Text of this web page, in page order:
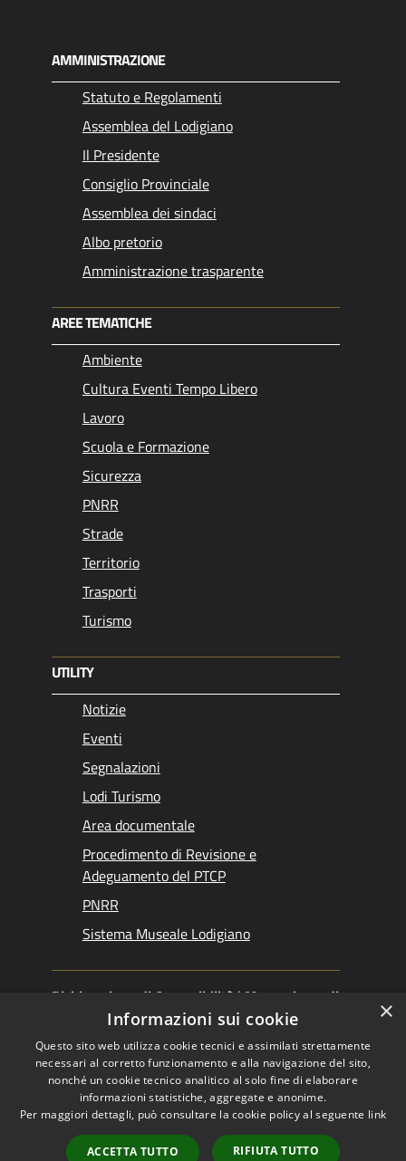
AMMINISTRAZIONE
Statuto e Regolamenti
Assemblea del Lodigiano
Il Presidente
Consiglio Provinciale
Assemblea dei sindaci
Albo pretorio
Amministrazione trasparente
AREE TEMATICHE
Ambiente
Cultura Eventi Tempo Libero
Lavoro
Scuola e Formazione
Sicurezza
PNRR
Strade
Territorio
Trasporti
Turismo
UTILITY
Notizie
Eventi
Segnalazioni
Lodi Turismo
Area documentale
Procedimento di Revisione e
Adeguamento del PTCP
PNRR
Sistema Museale Lodigiano
Dichiarazione di Accessibilità | Meccanismo di
Feedback|Obiettivi accessibilità
RSS
Accessibilità
Privacy
Copyright © 2026 •
Provincia di Lodi •
Powered by
×
Informazioni sui cookie
Questo sito web utilizza cookie tecnici e assimilati strettamente
necessari al corretto funzionamento e alla navigazione del sito,
nonché un cookie tecnico analitico al solo fine di elaborare
informazioni statistiche, aggregate e anonime.
Per maggiori dettagli, può consultare la cookie policy al seguente link
ACCETTA TUTTO RIFIUTA TUTTO